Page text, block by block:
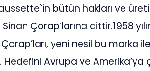
bütün hakları ve
Çorap’larına aittir.1958
yeni nesil bu marka
Hedefini Avrupa ve